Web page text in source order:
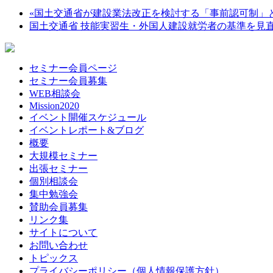
«国土交通省が建設業法改正を検討する「事前認可制」
国土交通省 技能実習生・外国人建設就労者の基準を見
セミナー会員ページ
セミナー会員募集
WEB相談会
Mission2020
イベント開催スケジュール
イベントレポート&ブログ
概要
大規模セミナー
出張セミナー
個別相談会
集中勉強会
賛助会員募集
リンク集
サイトについて
お問い合わせ
トピックス
プライバシーポリシー（個人情報保護方針）